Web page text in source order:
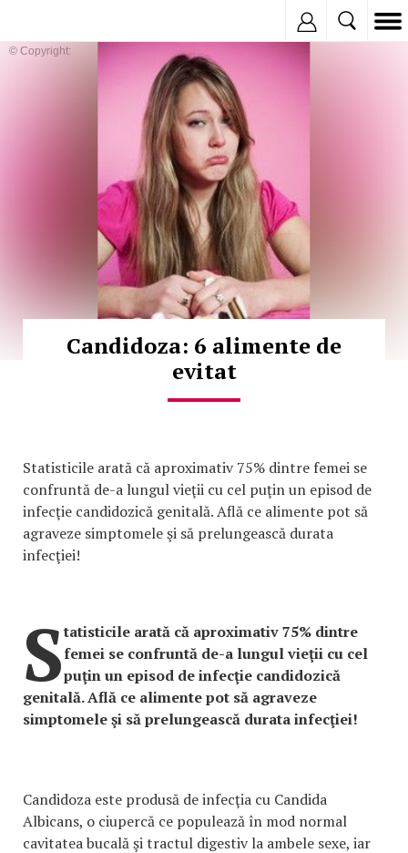
© Copyright:
Candidoza: 6 alimente de
evitat
Statisticile arată că aproximativ 75% dintre femei se
confruntă de-a lungul vieţii cu cel puţin un episod de
infecţie candidozică genitală. Află ce alimente pot să
agraveze simptomele şi să prelungească durata
infecţiei!
Statisticile arată că aproximativ 75% dintre
femei se confruntă de-a lungul vieţii cu cel
puţin un episod de infecţie candidozică
genitală. Află ce alimente pot să agraveze
simptomele şi să prelungească durata infecţiei!
Candidoza este produsă de infecţia cu Candida
Albicans, o ciupercă ce populează în mod normal
cavitatea bucală şi tractul digestiv la ambele sexe, iar